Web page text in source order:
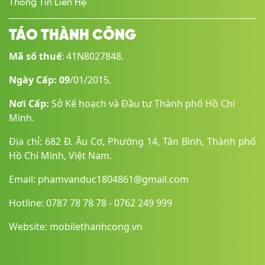
Hệ điều
hành
iPadOS 26 iPadOS 18
Độ
phân
giải
màn
hình
2360 x 1640 pixel
Tính
năng
hình
Màn hình Multi-
Touch với công
IPS
264 ppi
True Tone
Màn hình Multi-Touch với
True Tone
in dấu vân tay
Thông Tin Liên Hệ
TÁO THÀNH CÔNG
Mã số thuế: 41N8027848.
Ngày Cấp: 09/01/2015.
Nơi Cấp: Sở Kế hoạch và Đầu tư Thành phố Hồ Chí
Minh.
Địa chỉ: 682 Đ. Âu Cơ, Phường 14, Tân Bình, Thành phố
Hồ Chí Minh, Việt Nam.
Email: phamvanduc1804861@gmail.com
Hotline: 0787 78 78 78 - 0762 249 999
Website: mobilethanhcong.vn